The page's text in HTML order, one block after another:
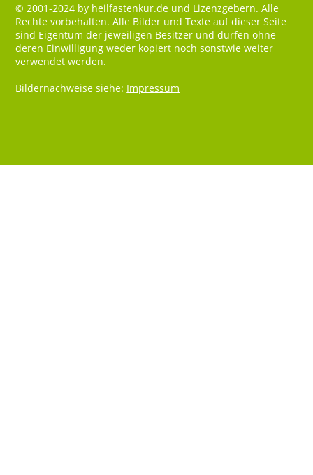
© 2001-2024 by heilfastenkur.de und Lizenzgebern. Alle
Rechte vorbehalten. Alle Bilder und Texte auf dieser Seite
sind Eigentum der jeweiligen Besitzer und dürfen ohne
deren Einwilligung weder kopiert noch sonstwie weiter
verwendet werden.
Bildernachweise siehe: Impressum